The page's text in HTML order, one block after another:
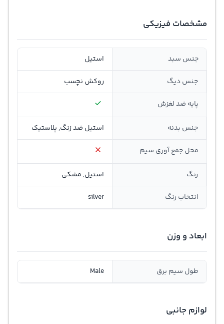
مشخصات فیزیکی
جنس سبد استیل
جنس دیگ روکش نچسب
پایه ضد لغزش
جنس بدنه استیل ضد زنگ, پلاستیک
محل جمع ‌آوری سیم
رنگ استیل, مشکی
انتخاب رنگ silver
ابعاد و وزن
طول سیم برق Male
لوازم جانبی